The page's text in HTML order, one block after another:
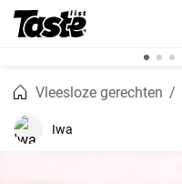
Vleesloze gerechten
Iwa